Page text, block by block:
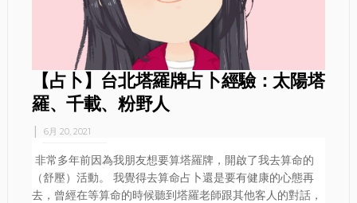
【占卜】台北塔羅牌占卜經驗：太陽塔
羅、千載、粉野人
6月 20, 2021
非常多年前因為我朋友想要算塔羅牌，開啟了我去算命的
（舒壓）活動。 我覺得去算命占卜還是要有健康的心態再
去，曾經在等算命的時候聽到塔羅老師跟其他客人的對話，